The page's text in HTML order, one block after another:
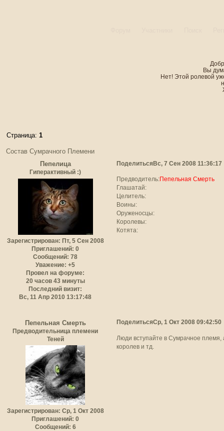
Вы
Нет! Этой ролевой
Состав Сумрачного Племени
Страница: 1
ПоделитьсяВс, 7 Сен 2008 11:36:17
Пепелица
Гиперактивный :)
Зарегистрирован: Пт, 5 Сен 2008
Приглашений: 0
Сообщений: 78
Уважение: +5
Провел на форуме:
20 часов 43 минуты
Последний визит:
Вс, 11 Апр 2010 13:17:48
Предводитель:Пепельная Смерть
Глашатай:
Целитель:
Воины:
Оруженосцы:
Королевы:
Котята:
ПоделитьсяСр, 1 Окт 2008 09:42:50
Пепельная Смерть
Предводительница племени
Теней
Зарегистрирован: Ср, 1 Окт 2008
Приглашений: 0
Сообщений: 6
Люди вступайте в Сумрачное племя,
королев и тд.